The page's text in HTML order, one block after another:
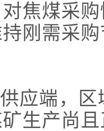
焦煤采
刚需采
应端，
生产尚